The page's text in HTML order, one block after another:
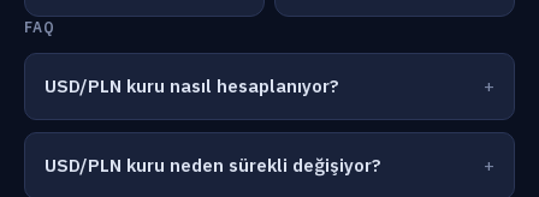
FAQ
USD/PLN kuru nasıl hesaplanıyor?
USD/PLN kuru neden sürekli değişiyor?